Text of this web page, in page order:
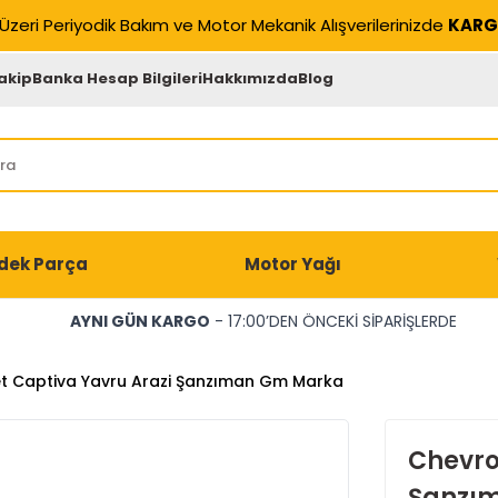
Periyodik Bakım ve Motor Mekanik Alışverilerinizde
Banka Hesap BilgileriHakkımızdaBlog
Parça Motor Yağı
AYNI GÜN KARGO - 17:00’DEN ÖNCEKİ SİPARİŞLERDE
Captiva Yavru Arazi Şanzıman Gm Marka